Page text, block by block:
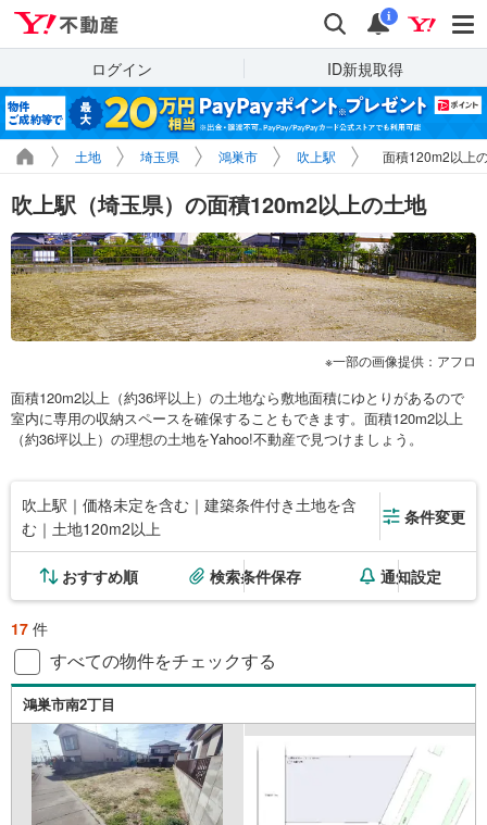
検索 通知
i
ログイン ID新規取得
土地 埼玉県 鴻巣市 吹上駅 面積120m2以上
吹上駅（埼玉県）の面積120m2以上の土地
一部の画像提供：アフロ
面積120m2以上（約36坪以上）の土地なら敷地面積にゆとりがあるので
室内に専用の収納スペースを確保することもできます。面積120m2以上
（約36坪以上）の理想の土地をYahoo!不動産で見つけましょう。
吹上駅｜価格未定を含む｜建築条件付き土地を含
む｜土地120m2以上
条件変更
おすすめ順 検索条件保存 通知設定
17 件
すべての物件をチェックする
鴻巣市南2丁目